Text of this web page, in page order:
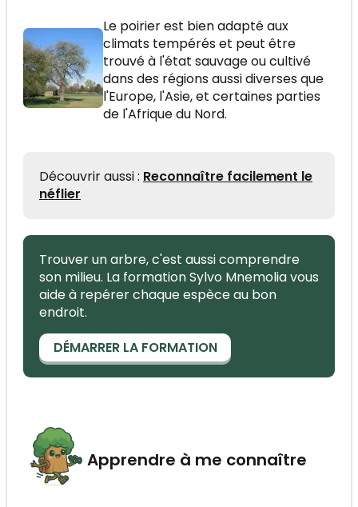
Le poirier est bien adapté aux
climats tempérés et peut être
trouvé à l'état sauvage ou cultivé
dans des régions aussi diverses que
l'Europe, l'Asie, et certaines parties
de l'Afrique du Nord.
Découvrir aussi : Reconnaître facilement le
néflier
Trouver un arbre, c'est aussi comprendre
son milieu. La formation Sylvo Mnemolia vous
aide à repérer chaque espèce au bon
endroit.
DÉMARRER LA FORMATION
Apprendre à me connaître